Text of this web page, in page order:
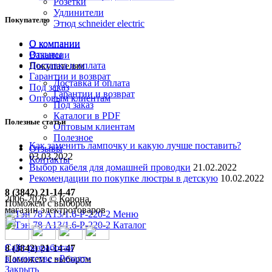
Удлинители
Этюд schneider electric
О компании
Вакансии
Покупателям
Доставка и оплата
Гарантии и возврат
Под заказ
Каталоги в PDF
Оптовым клиентам
Полезное
Отзывы
Контакты
8 (3842) 21-14-47
Поможем с выбором
Меню
Каталог
8 (3842) 21-14-47
Поможем с выбором
Покупателю
О компании
Отзывы
Доставка и оплата
Гарантии и возврат
Под заказ
Оптовым клиентам
Полезные статьи
Как заменить лампочку и какую лучше поставить?
03.03.2022
Выбор кабеля для домашней проводки 21.02.2022
Рекомендации по покупке люстры в детскую 10.02.2022
2006-2026© Корона,
магазин электротоваров
Сайт разработан
в агентстве «Резалт»
Закрыть